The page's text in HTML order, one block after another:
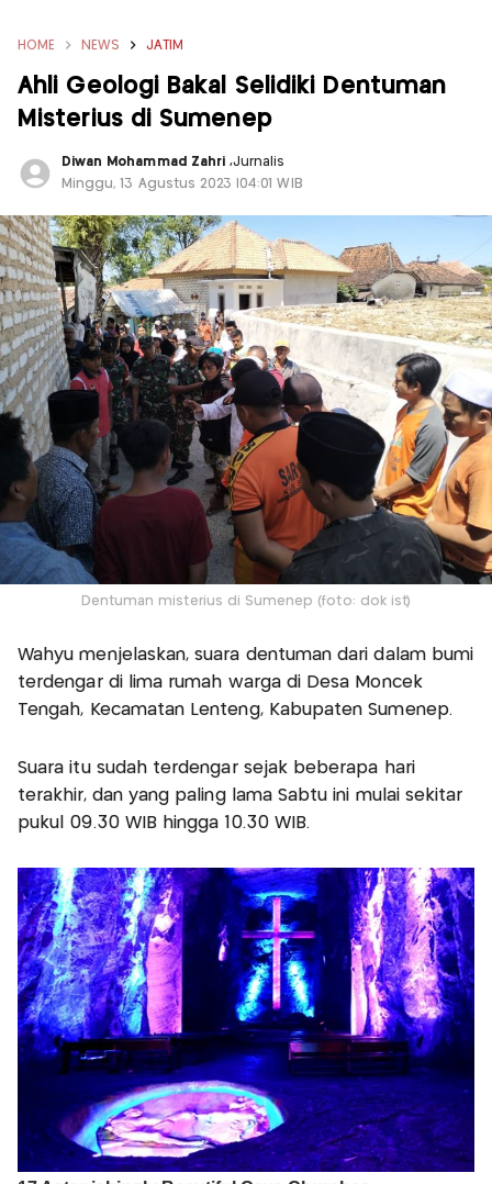
HOME NEWS JATIM
Ahli Geologi Bakal Selidiki Dentuman
Misterius di Sumenep
Diwan Mohammad Zahri,Jurnalis
Minggu, 13 Agustus 2023 |04:01 WIB
Dentuman misterius di Sumenep (foto: dok ist)
Wahyu menjelaskan, suara dentuman dari dalam bumi
terdengar di lima rumah warga di Desa Moncek
Tengah, Kecamatan Lenteng, Kabupaten Sumenep.
Suara itu sudah terdengar sejak beberapa hari
terakhir, dan yang paling lama Sabtu ini mulai sekitar
pukul 09.30 WIB hingga 10.30 WIB.